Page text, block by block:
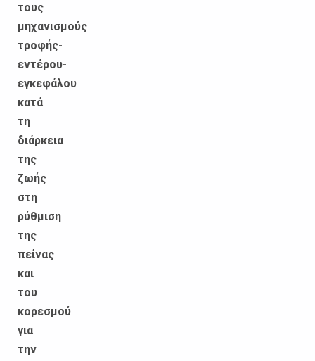
τους
μηχανισμούς
τροφής-
εντέρου-
εγκεφάλου
κατά
τη
διάρκεια
της
ζωής
στη
ρύθμιση
της
πείνας
και
του
κορεσμού
για
την